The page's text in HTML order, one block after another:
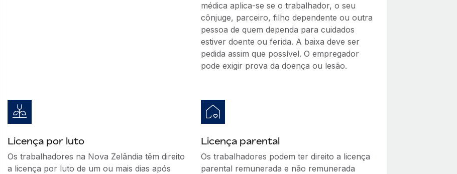
médica aplica-se se o trabalhador, o seu
cônjuge, parceiro, filho dependente ou outra
pessoa de quem dependa para cuidados
estiver doente ou ferida. A baixa deve ser
pedida assim que possível. O empregador
pode exigir prova da doença ou lesão.
Licença por luto
Os trabalhadores na Nova Zelândia têm direito
a licença por luto de um ou mais dias após
Licença parental
Os trabalhadores podem ter direito a licença
parental remunerada e não remunerada